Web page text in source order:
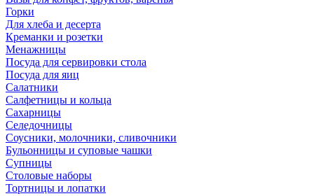
Горки
Для хлеба и десерта
Креманки и розетки
Менажницы
Посуда для сервировки стола
Посуда для яиц
Салатники
Салфетницы и кольца
Сахарницы
Селедочницы
Соусники, молочники, сливочники
Бульонницы и суповые чашки
Супницы
Столовые наборы
Тортницы и лопатки